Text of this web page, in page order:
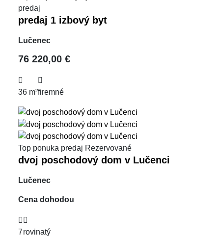
predaj
predaj 1 izbový byt
Lučenec
76 220,00 €
36 m²firemné
Top ponuka predaj Rezervované
dvoj poschodový dom v Lučenci
Lučenec
Cena dohodou
7rovinatý